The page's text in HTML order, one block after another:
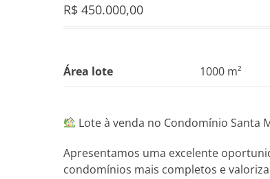
R$ 450.000,00
Área lote 1000 m²
Lote à venda no Condomínio Santa
Apresentamos uma excelente
condomínios mais completos e